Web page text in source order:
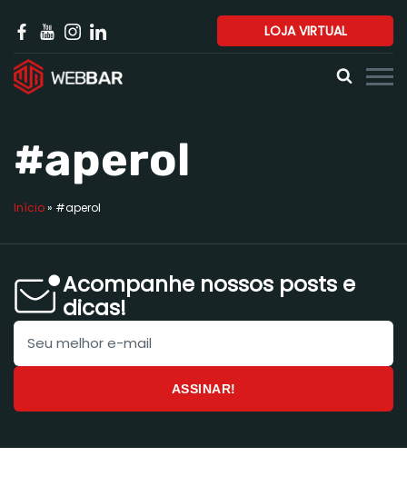
LOJA VIRTUAL
#aperol
Início» #aperol
Acompanhe nossos posts e
dicas!
ASSINAR!